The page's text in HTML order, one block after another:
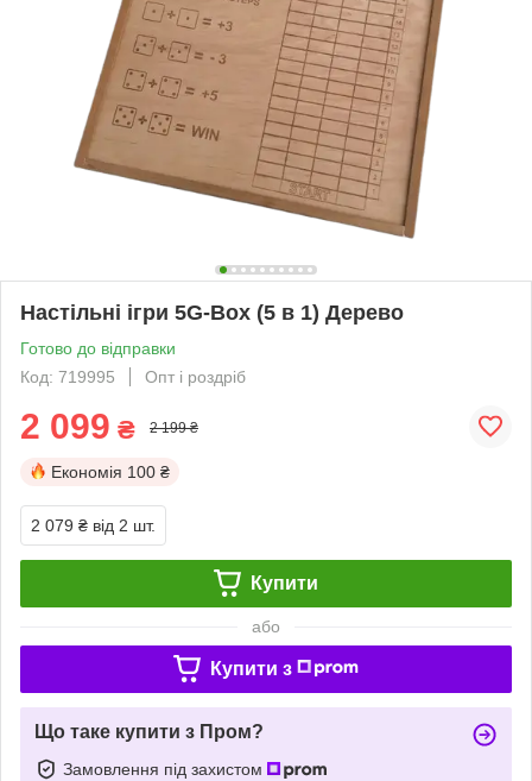
Настільні ігри 5G-Box (5 в 1) Дерево
Готово до відправки
Код: 719995
Опт і роздріб
2 099 ₴ 2 199 ₴
Економія 100 ₴
2 079 ₴ від 2 шт.
Купити
або
Купити з
Що таке купити з Пром?
Замовлення під захистом